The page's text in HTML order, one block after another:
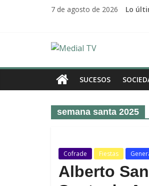
7 de agosto de 2026 Lo
Medial
TV
El
diario
televisión
de
Arahal
SUCESOS
semana santa 2025
Cofrade Fiestas
Alberto